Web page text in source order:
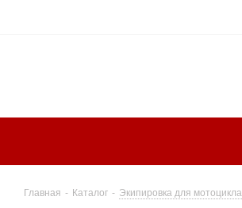
Главная - Каталог - Экипировка для мотоцикла